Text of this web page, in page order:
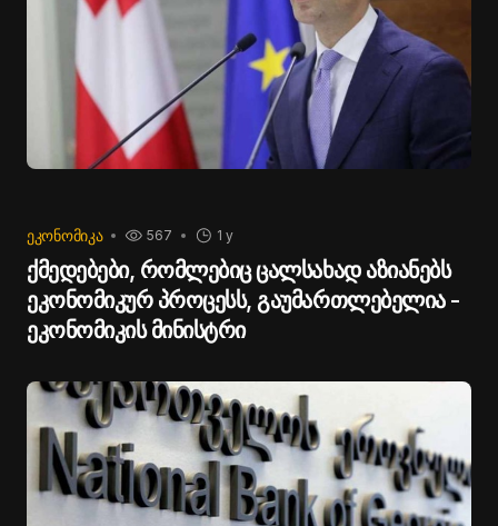
ᲔᲙᲝᲜᲝᲛᲘᲙᲐ 1 y
567
ქმედებები, რომლებიც ცალსახად აზიანებს
ეკონომიკურ პროცესს, გაუმართლებელია -
ეკონომიკის მინისტრი